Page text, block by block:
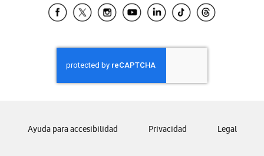
Samsung El Salvador
Samsung Honduras
Samsung Nicaragua
Samsung Panamá
Samsung Venezuela
Ayuda para accesibilidad Privacidad Legal